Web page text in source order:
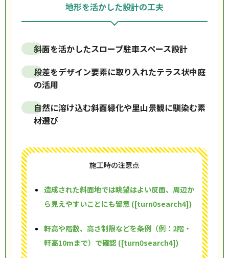
地形を活かした設計の工夫
斜面を活かしたスロープ駐車スペース設計
段差をデザイン要素に取り入れたテラス状中庭
の活用
自然に溶け込む斜面緑化や里山景観に馴染む素
材選び
施工時の注意点
造成された斜面地では眺望はよい反面、周辺か
ら見えやすいことにも留意 ([turn0search4])
軒高や階数、高さ制限などを条例（例：2階・
軒高10mまで）で確認 ([turn0search4])